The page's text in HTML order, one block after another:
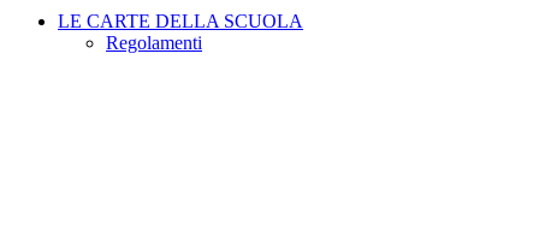
LE CARTE DELLA SCUOLA
Regolamenti